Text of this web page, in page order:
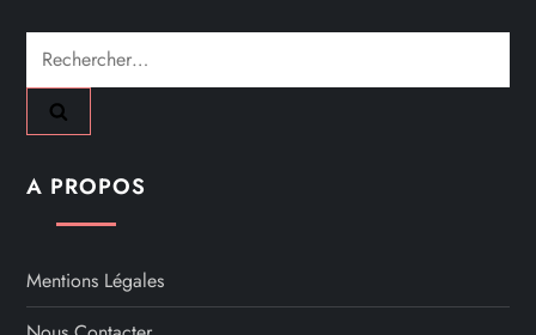
Rechercher :
A PROPOS
Mentions Légales